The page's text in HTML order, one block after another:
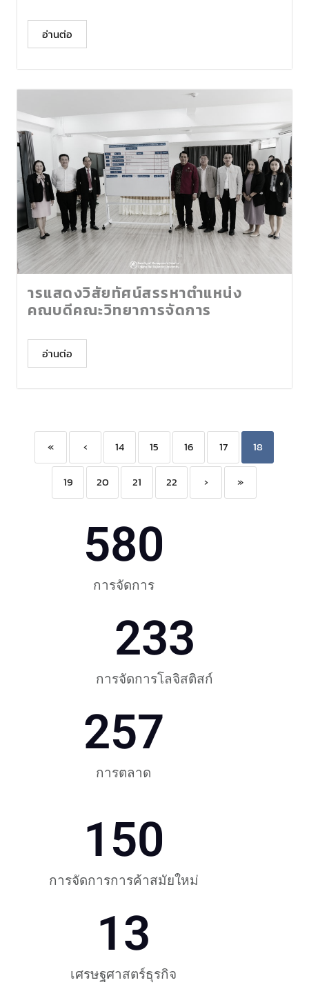
อ่านต่อ
ารแสดงวิสัยทัศน์สรรหาตำแหน่ง
คณบดีคณะวิทยาการจัดการ
อ่านต่อ
« ‹ 14 15 16 17 18
19 20 21 22 › »
การจัดการ
580
การจัดการโลจิสติสก์
233
การตลาด
257
การจัดการการค้าสมัยใหม่
150
เศรษฐศาสตร์ธุรกิจ
13